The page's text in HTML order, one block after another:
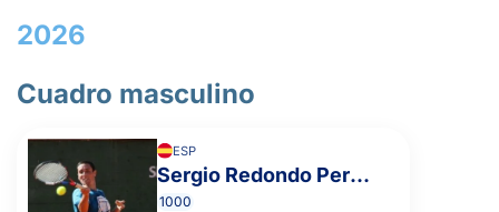
2026
Cuadro masculino
ESP
Sergio Redondo Pereira
1000